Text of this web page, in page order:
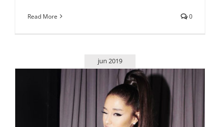
Read More 0
jun 2019